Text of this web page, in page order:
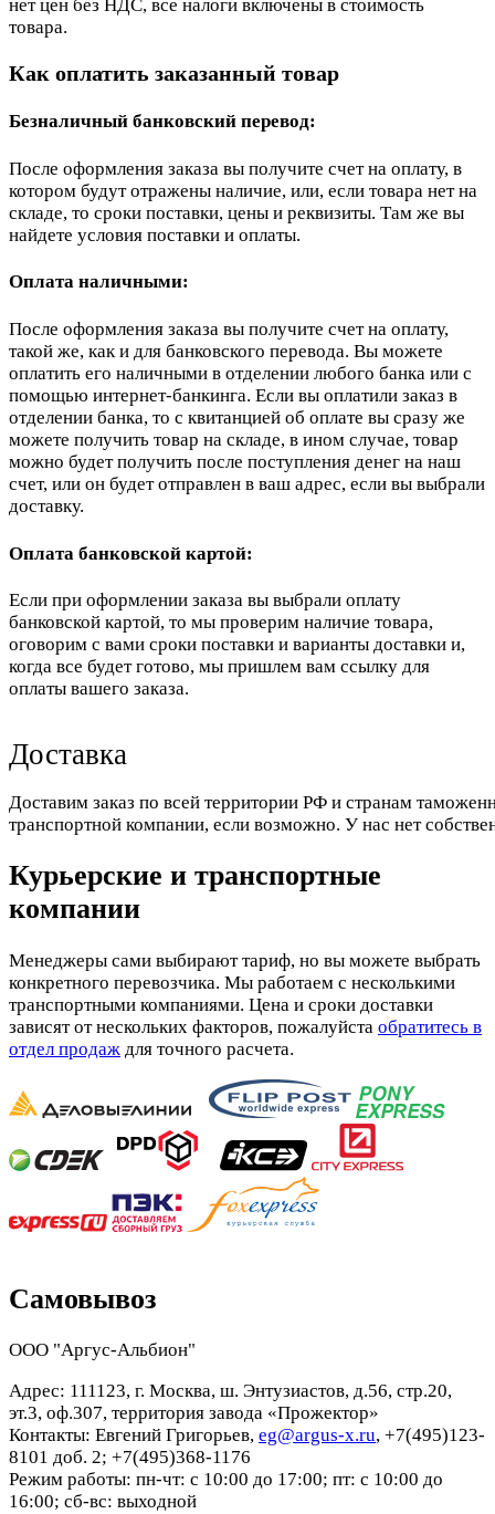
нет цен без НДС, все налоги включены в стоимость
товара.
Как оплатить заказанный товар
Безналичный банковский перевод:
После оформления заказа вы получите счет на оплату, в
котором будут отражены наличие, или, если товара нет на
складе, то сроки поставки, цены и реквизиты. Там же вы
найдете условия поставки и оплаты.
Оплата наличными:
После оформления заказа вы получите счет на оплату,
такой же, как и для банковского перевода. Вы можете
оплатить его наличными в отделении любого банка или с
помощью интернет-банкинга. Если вы оплатили заказ в
отделении банка, то с квитанцией об оплате вы сразу же
можете получить товар на складе, в ином случае, товар
можно будет получить после поступления денег на наш
счет, или он будет отправлен в ваш адрес, если вы выбрали
доставку.
Оплата банковской картой:
Если при оформлении заказа вы выбрали оплату
банковской картой, то мы проверим наличие товара,
оговорим с вами сроки поставки и варианты доставки и,
когда все будет готово, мы пришлем вам ссылку для
оплаты вашего заказа.
Доставка
Доставим заказ по всей территории РФ и странам
транспортной компании, если возможно. У нас нет
Курьерские и транспортные
компании
Менеджеры сами выбирают тариф, но вы можете выбрать
конкретного перевозчика. Мы работаем с несколькими
транспортными компаниями. Цена и сроки доставки
зависят от нескольких факторов, пожалуйста обратитесь в
отдел продаж для точного расчета.
Самовывоз
ООО "Аргус-Альбион"
Адрес: 111123, г. Москва, ш. Энтузиастов, д.56, стр.20,
эт.3, оф.307, территория завода «Прожектор»
Контакты: Евгений Григорьев, eg@argus-x.ru, +7(495)123-
8101 доб. 2; +7(495)368-1176
Режим работы: пн-чт: с 10:00 до 17:00; пт: с 10:00 до
16:00; сб-вс: выходной